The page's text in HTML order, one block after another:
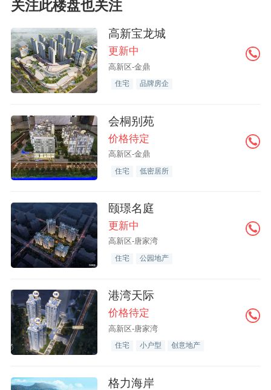
关注此楼盘也关注
高新宝龙城
更新中
高新区-金鼎
住宅 品牌房企
会桐别苑
价格待定
高新区-金鼎
住宅 低密居所
颐璟名庭
更新中
高新区-唐家湾
住宅 公园地产
港湾天际
价格待定
高新区-唐家湾
住宅 小户型 创意地产
格力海岸